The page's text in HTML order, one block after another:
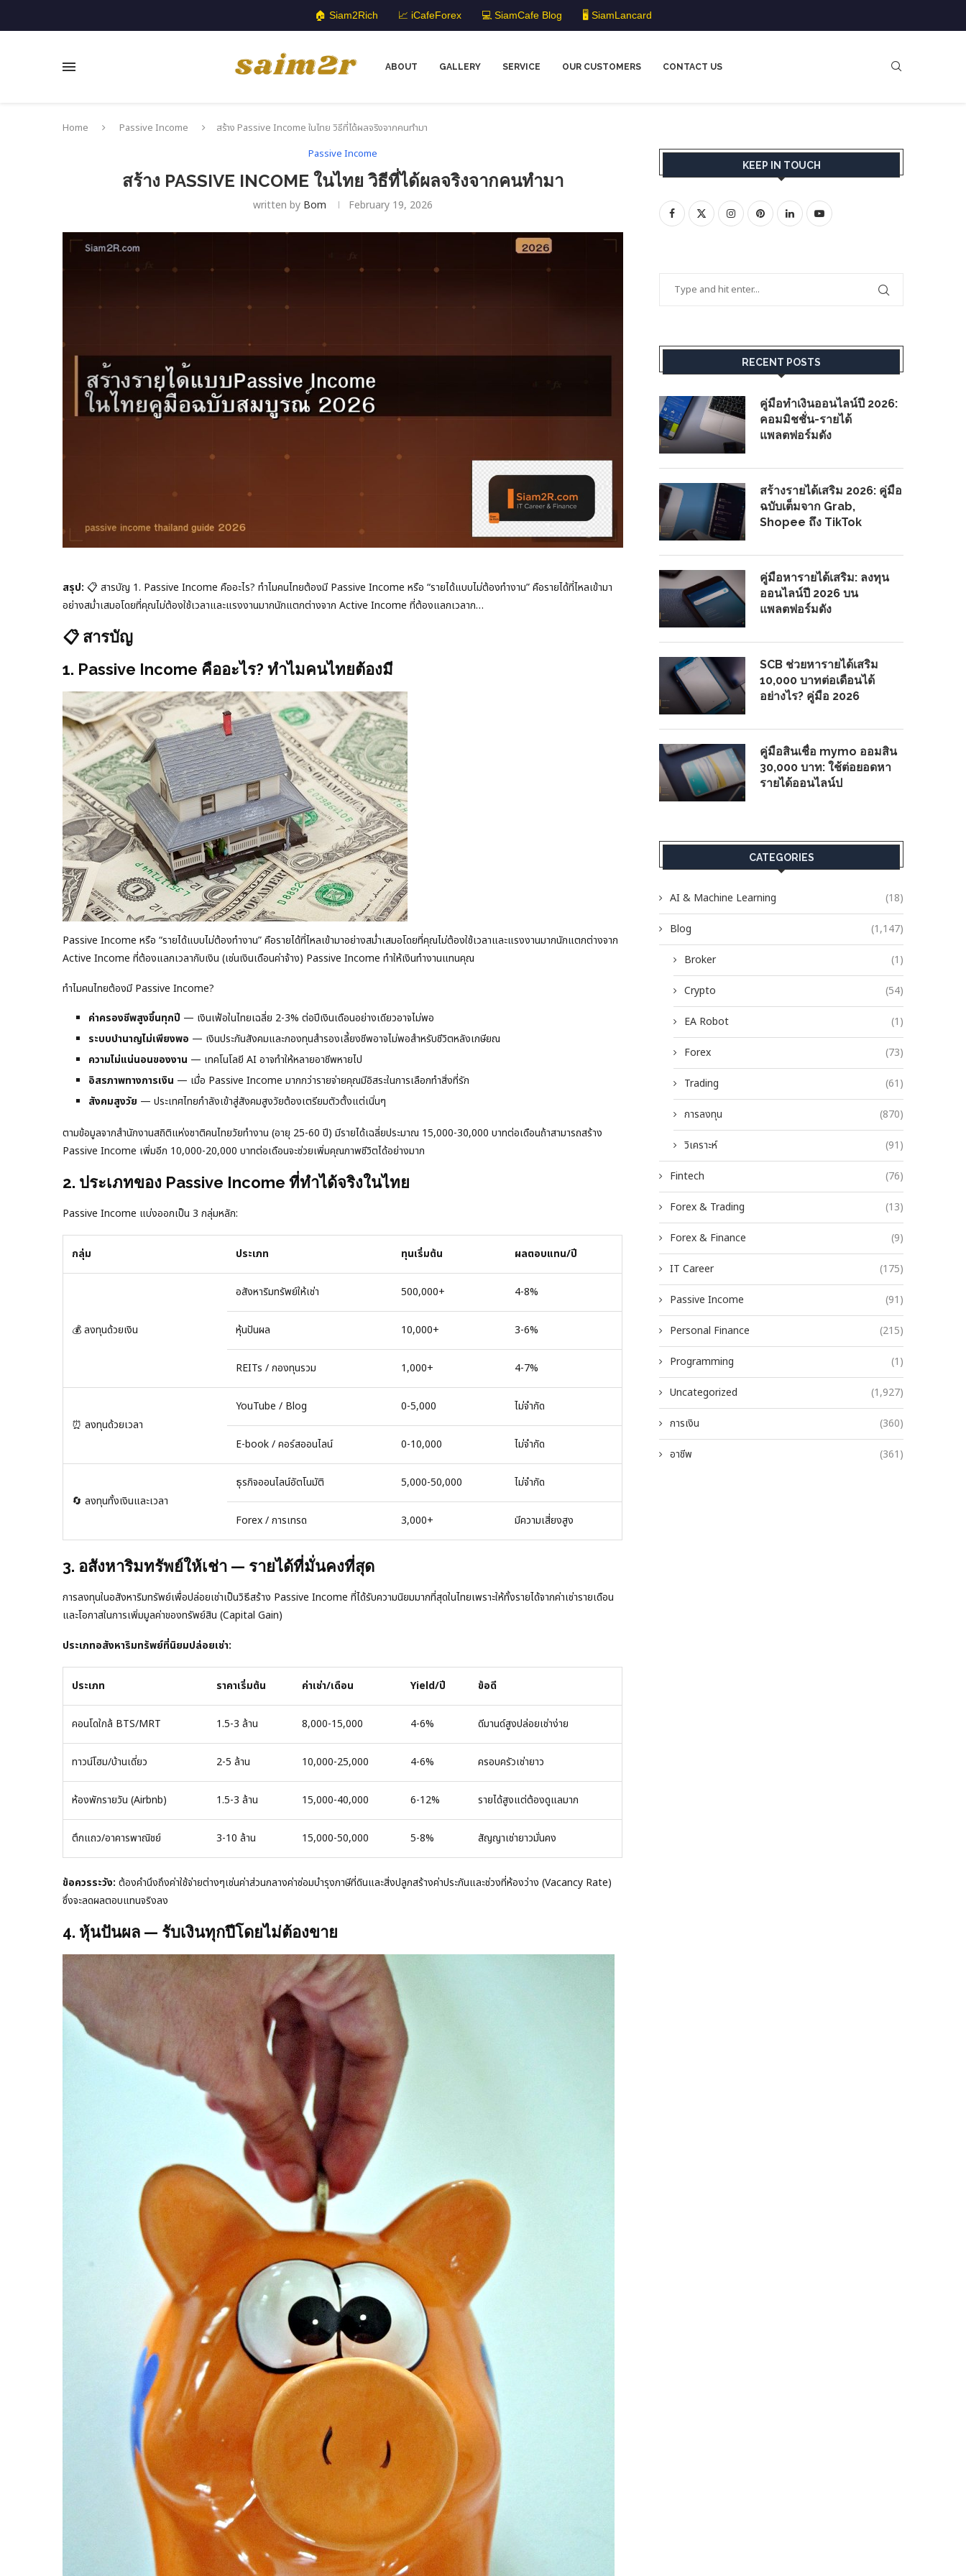
🏠 Siam2Rich 📈 iCafeForex 💻 SiamCafe Blog 🖥️ SiamLancard
ABOUT GALLERY SERVICE OUR CUSTOMERS CONTACT US
Home Passive Income
สร้าง Passive Income ในไทย วิธีที่ได้ผลจริงจากคนทำมา
Passive Income
สร้าง PASSIVE INCOME ในไทย วิธีที่ได้ผลจริงจากคนทำมา
written by Bom February 19, 2026
สรุป: 📋 สารบัญ 1. Passive Income คืออะไร? ทำไมคนไทยต้องมี Passive Income หรือ “รายได้แบบไม่ต้องทำงาน” คือรายได้ที่ไหลเข้ามา
อย่างสม่ำเสมอโดยที่คุณไม่ต้องใช้เวลาและแรงงานมากนักแตกต่างจาก Active Income ที่ต้องแลกเวลาก…
📋 สารบัญ
1. Passive Income คืออะไร? ทำไมคนไทยต้องมี
Passive Income หรือ “รายได้แบบไม่ต้องทำงาน” คือรายได้ที่ไหลเข้ามาอย่างสม่ำเสมอโดยที่คุณไม่ต้องใช้เวลาและแรงงานมากนักแตกต่างจาก
Active Income ที่ต้องแลกเวลากับเงิน (เช่นเงินเดือนค่าจ้าง) Passive Income ทำให้เงินทำงานแทนคุณ
ทำไมคนไทยต้องมี Passive Income?
ค่าครองชีพสูงขึ้นทุกปี — เงินเฟ้อในไทยเฉลี่ย 2-3% ต่อปีเงินเดือนอย่างเดียวอาจไม่พอ
ระบบบำนาญไม่เพียงพอ — เงินประกันสังคมและกองทุนสำรองเลี้ยงชีพอาจไม่พอสำหรับชีวิตหลังเกษียณ
ความไม่แน่นอนของงาน — เทคโนโลยี AI อาจทำให้หลายอาชีพหายไป
อิสรภาพทางการเงิน — เมื่อ Passive Income มากกว่ารายจ่ายคุณมีอิสระในการเลือกทำสิ่งที่รัก
สังคมสูงวัย — ประเทศไทยกำลังเข้าสู่สังคมสูงวัยต้องเตรียมตัวตั้งแต่เนิ่นๆ
ตามข้อมูลจากสำนักงานสถิติแห่งชาติคนไทยวัยทำงาน (อายุ 25-60 ปี) มีรายได้เฉลี่ยประมาณ 15,000-30,000 บาทต่อเดือนถ้าสามารถสร้าง
Passive Income เพิ่มอีก 10,000-20,000 บาทต่อเดือนจะช่วยเพิ่มคุณภาพชีวิตได้อย่างมาก
2. ประเภทของ Passive Income ที่ทำได้จริงในไทย
Passive Income แบ่งออกเป็น 3 กลุ่มหลัก:
กลุ่ม ประเภท ทุนเริ่มต้น ผลตอบแทน/ปี
💰 ลงทุนด้วยเงิน
อสังหาริมทรัพย์ให้เช่า 500,000+ 4-8%
หุ้นปันผล 10,000+ 3-6%
REITs / กองทุนรวม 1,000+ 4-7%
⏰ ลงทุนด้วยเวลา
YouTube / Blog 0-5,000 ไม่จำกัด
E-book / คอร์สออนไลน์ 0-10,000 ไม่จำกัด
🔄 ลงทุนทั้งเงินและเวลา
ธุรกิจออนไลน์อัตโนมัติ 5,000-50,000 ไม่จำกัด
Forex / การเทรด 3,000+ มีความเสี่ยงสูง
3. อสังหาริมทรัพย์ให้เช่า — รายได้ที่มั่นคงที่สุด
การลงทุนในอสังหาริมทรัพย์เพื่อปล่อยเช่าเป็นวิธีสร้าง Passive Income ที่ได้รับความนิยมมากที่สุดในไทยเพราะให้ทั้งรายได้จากค่าเช่ารายเดือน
และโอกาสในการเพิ่มมูลค่าของทรัพย์สิน (Capital Gain)
ประเภทอสังหาริมทรัพย์ที่นิยมปล่อยเช่า:
ประเภท ราคาเริ่มต้น ค่าเช่า/เดือน Yield/ปี ข้อดี
คอนโดใกล้ BTS/MRT 1.5-3 ล้าน 8,000-15,000 4-6% ดีมานด์สูงปล่อยเช่าง่าย
ทาวน์โฮม/บ้านเดี่ยว 2-5 ล้าน 10,000-25,000 4-6% ครอบครัวเช่ายาว
ห้องพักรายวัน (Airbnb) 1.5-3 ล้าน 15,000-40,000 6-12% รายได้สูงแต่ต้องดูแลมาก
ตึกแถว/อาคารพาณิชย์ 3-10 ล้าน 15,000-50,000 5-8% สัญญาเช่ายาวมั่นคง
ข้อควรระวัง: ต้องคำนึงถึงค่าใช้จ่ายต่างๆเช่นค่าส่วนกลางค่าซ่อมบำรุงภาษีที่ดินและสิ่งปลูกสร้างค่าประกันและช่วงที่ห้องว่าง (Vacancy Rate)
ซึ่งจะลดผลตอบแทนจริงลง
4. หุ้นปันผล — รับเงินทุกปีโดยไม่ต้องขาย
KEEP IN TOUCH
RECENT POSTS
คู่มือทำเงินออนไลน์ปี 2026:
คอมมิชชั่น-รายได้
แพลตฟอร์มดัง
สร้างรายได้เสริม 2026: คู่มือ
ฉบับเต็มจาก Grab,
Shopee ถึง TikTok
คู่มือหารายได้เสริม: ลงทุน
ออนไลน์ปี 2026 บน
แพลตฟอร์มดัง
SCB ช่วยหารายได้เสริม
10,000 บาทต่อเดือนได้
อย่างไร? คู่มือ 2026
คู่มือสินเชื่อ mymo ออมสิน
30,000 บาท: ใช้ต่อยอดหา
รายได้ออนไลน์ป
CATEGORIES
AI & Machine Learning (18)
Blog (1,147)
Broker (1)
Crypto (54)
EA Robot (1)
Forex (73)
Trading (61)
การลงทุน (870)
วิเคราะห์ (91)
Fintech (76)
Forex & Trading (13)
Forex & Finance (9)
IT Career (175)
Passive Income (91)
Personal Finance (215)
Programming (1)
Uncategorized (1,927)
การเงิน (360)
อาชีพ (361)